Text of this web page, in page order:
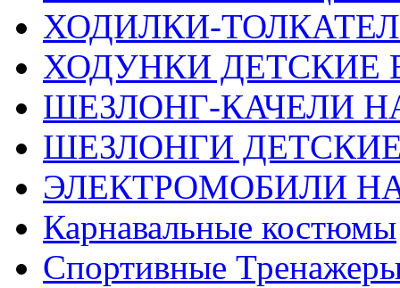
ХОДИЛКИ-
ХОДУНКИ ДЕТСКИЕ
ШЕЗЛОНГ-КАЧЕЛИ
ШЕЗЛОНГИ
ЭЛЕКТРОМОБИЛИ
Карнавальные костюмы
Спортивные